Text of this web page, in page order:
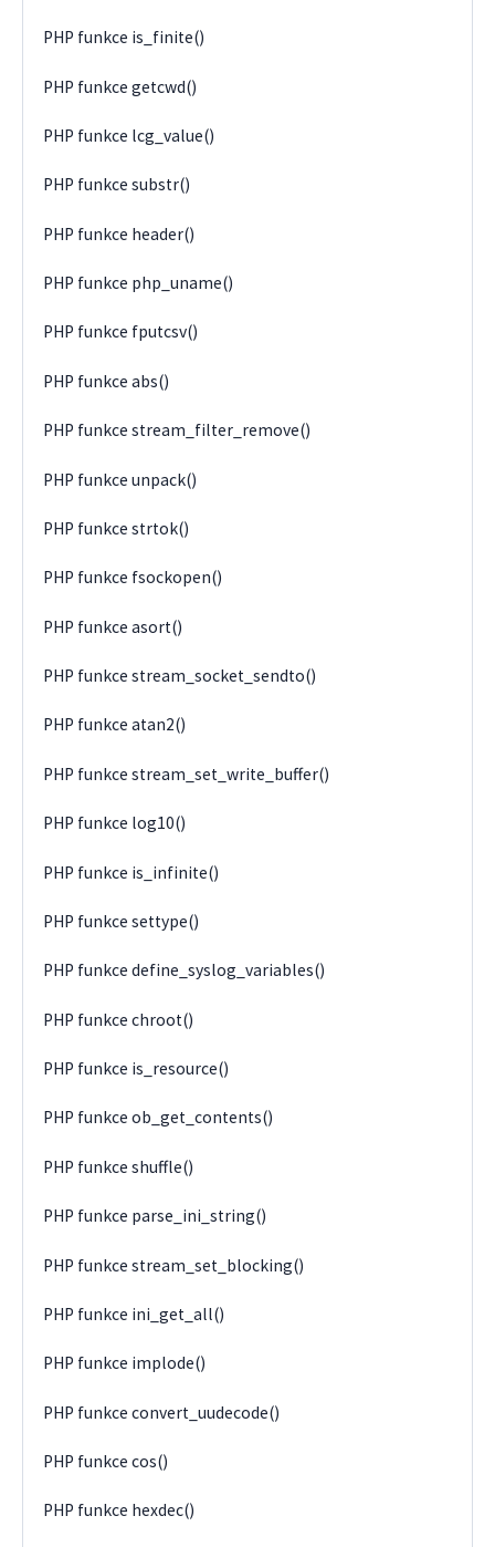
PHP funkce is_finite()
PHP funkce getcwd()
PHP funkce lcg_value()
PHP funkce substr()
PHP funkce header()
PHP funkce php_uname()
PHP funkce fputcsv()
PHP funkce abs()
PHP funkce stream_filter_remove()
PHP funkce unpack()
PHP funkce strtok()
PHP funkce fsockopen()
PHP funkce asort()
PHP funkce stream_socket_sendto()
PHP funkce atan2()
PHP funkce stream_set_write_buffer()
PHP funkce log10()
PHP funkce is_infinite()
PHP funkce settype()
PHP funkce define_syslog_variables()
PHP funkce chroot()
PHP funkce is_resource()
PHP funkce ob_get_contents()
PHP funkce shuffle()
PHP funkce parse_ini_string()
PHP funkce stream_set_blocking()
PHP funkce ini_get_all()
PHP funkce implode()
PHP funkce convert_uudecode()
PHP funkce cos()
PHP funkce hexdec()